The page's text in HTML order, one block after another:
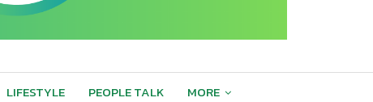
LIFESTYLE PEOPLE TALK MORE